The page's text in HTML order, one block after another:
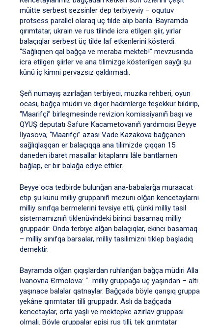
müitte serbest sezsinler dep terbiyeviy – oqutuv
protsess parallel olaraq üç tilde alıp barıla. Bayramda
qırımtatar, ukrain ve rus tilinde icra etilgen şiir, yırlar
balaçıqlar serbest üç tilde laf etkenlerini kösterdi.
“Sağlıqnen qal bağça ve meraba mekteb!” mevzusında
icra etilgen şiirler ve ana tilimizge kösterilgen sayğı şu
künü iç kimni pervazsız qaldırmadı.
Şeñ numayış azırlağan terbiyeci, muzıka rehberi, oyun
ocası, bağça müdiri ve diger hadimlerge teşekkür bildirip,
“Maarifçi” birleşmesinde revizion komissiyanıñ başı ve
QYUŞ deputatı Safure Kacametovanıñ yardımcısı Beyye
İlyasova, “Maarifçi” azası Vade Kazakova bağçanen
sağlıqlaşqan er balaçıqqa ana tilimizde çıqqan 15
daneden ibaret masallar kitaplarını lâle bantlarnen
bağlap, er bir balağa ediye ettiler.
Beyye oca tedbirde bulunğan ana-babalarğa muraacat
etip şu künü milliy gruppanıñ mezunı olğan kencetaylarnı
milliy sınıfqa bermelerini tevsiye etti, çünki milliy tasil
sistemamıznıñ tiklenüvindeki birinci basamaq milliy
gruppadır. Onda terbiye alğan balaçıqlar, ekinci basamaq
– milliy sınıfqa barsalar, milliy tasilimizni tiklep başladıq
demektir.
Bayramda olğan çıqışlardan ruhlanğan bağça müdiri Alla
İvanovna Єrmolova: “…milliy gruppağa üç yaşından – altı
yaşınace balalar qatnaylar. Bağçada böyle qarışıq gruppa
yekâne qırımtatar tilli gruppadır. Aslı da bağçada
kencetaylar, orta yaşlı ve mektepke azırlav gruppası
olmalı. Böyle gruppalar episi rus tilli, tek qırımtatar